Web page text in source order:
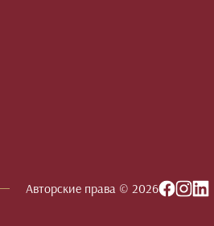
Авторские права © 2026